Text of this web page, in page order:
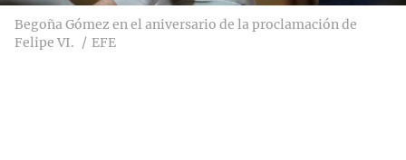
Begoña Gómez en el aniversario de la proclamación de
Felipe VI.
EFE